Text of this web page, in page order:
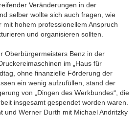
Veränderungen in der
selber wollte sich auch fragen, wie
hohem professionellem Anspruch
und organisieren sollten.
Oberbürgermeisters Benz in der
im „Haus für
ohne finanzielle Förderung der
ein wenig aufzufüllen, stand der
von „Dingen des Werkbundes“, die
insgesamt gespendet worden waren.
und Werner Durth mit Michael Andritzky